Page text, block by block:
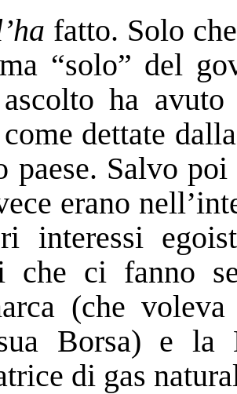
fatto. Solo
“solo” del
ha
dettate
paese. Salvo
erano
interessi
che ci fanno
(che
Borsa) e la
di gas